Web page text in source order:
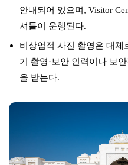
안내되어 있으며, Visitor
셔틀이 운행된다.
비상업적 사진 촬영은 대체
기 촬영·보안 인력이나 보
을 받는다.